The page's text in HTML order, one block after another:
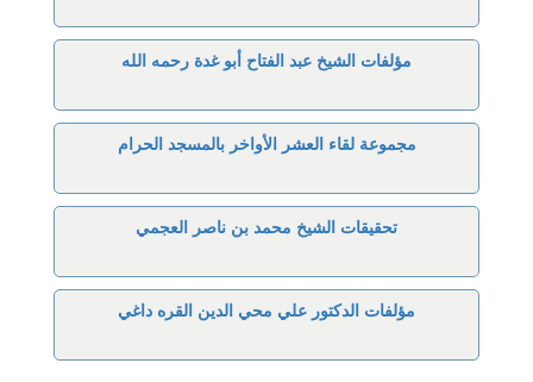
مؤلفات الشيخ عبد الفتاح أبو غدة رحمه الله
مجموعة لقاء العشر الأواخر بالمسجد الحرام
تحقيقات الشيخ محمد بن ناصر العجمي
مؤلفات الدكتور علي محي الدين القره داغي